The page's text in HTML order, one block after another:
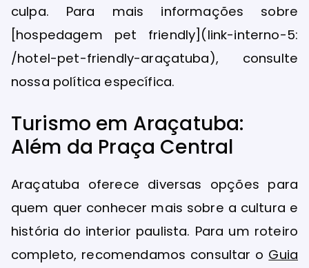
culpa. Para mais informações sobre
[hospedagem pet friendly](link-interno-5:
/hotel-pet-friendly-araçatuba), consulte
nossa política específica.
Turismo em Araçatuba:
Além da Praça Central
Araçatuba oferece diversas opções para
quem quer conhecer mais sobre a cultura e
história do interior paulista. Para um roteiro
completo, recomendamos consultar o Guia